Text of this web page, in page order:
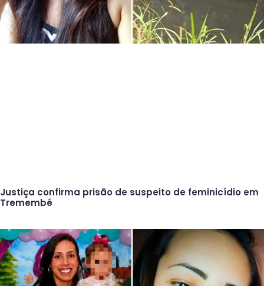
Justiça confirma prisão de suspeito de feminicídio em
Tremembé